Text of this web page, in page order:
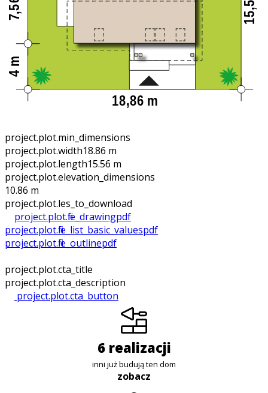
project.plot.min_dimensions
project.plot.width18.86 m
project.plot.length15.56 m
project.plot.elevation_dimensions
10.86 m
project.plot.files_to_download
project.plot.file_drawingpdf
project.plot.file_list_basic_valuespdf
project.plot.file_outlinepdf
project.plot.cta_title
project.plot.cta_description
project.plot.cta_button
6 realizacji
inni już budują ten dom
zobacz